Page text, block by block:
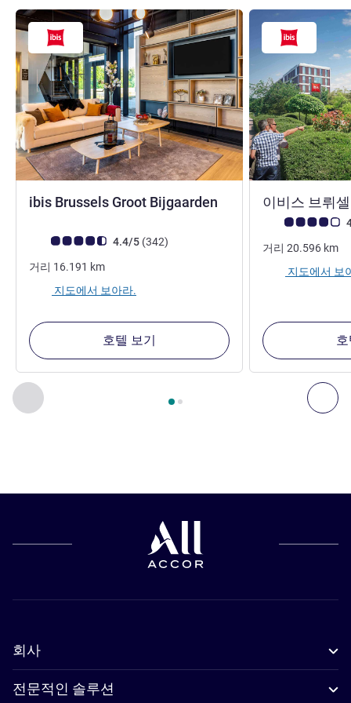
이전 - 주변에 있는 다른 시설 다
2/ 페이지 , 주변에 있는 다른 시설 1 :, 주변에 있는 다른 시
ibis Brussels Groot Bijgaarden
고객 평점 (ALL 평가)
4.4/5 (342리뷰
)
거리 16.191 km
지도에서 보아라.
호텔 보기
이비스 브뤼
고객 평점 (ALL 평
거리 20.596 km
지도에서 보
회사
전문적인 솔루션